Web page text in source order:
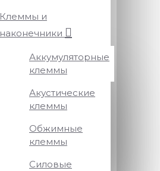
Клеммы и
наконечники
Аккумуляторные
клеммы
Акустические
клеммы
Обжимные
клеммы
Силовые